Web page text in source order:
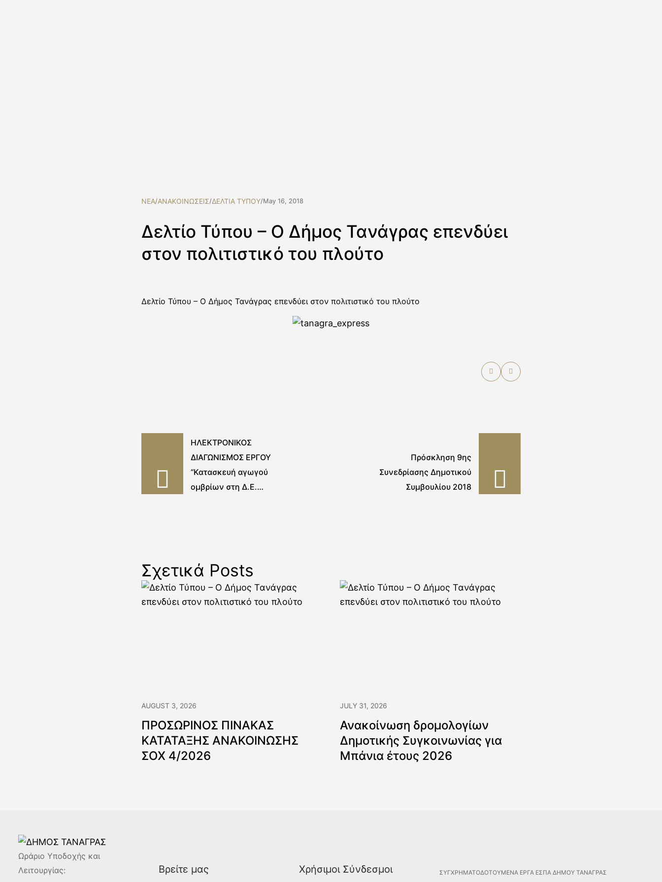
NEA/ΑΝΑΚΟΙΝΩΣΕΙΣ/ΔΕΛΤΙΑ ΤΥΠΟΥ/May 16, 2018
Δελτίο Τύπου – Ο Δήμος Τανάγρας επενδύει
στον πολιτιστικό του πλούτο
Δελτίο Τύπου – Ο Δήμος Τανάγρας επενδύει στον πολιτιστικό του πλούτο
ΗΛΕΚΤΡΟΝΙΚΟΣ
ΔΙΑΓΩΝΙΣΜΟΣ ΕΡΓΟΥ
“Κατασκευή αγωγού
ομβρίων στη Δ.Ε.
Πρόσκληση 9ης
Συνεδρίασης Δημοτικού
Συμβουλίου 2018
Σχετικά Posts
AUGUST 3, 2026
ΠΡΟΣΩΡΙΝΟΣ ΠΙΝΑΚΑΣ
ΚΑΤΑΤΑΞΗΣ ΑΝΑΚΟΙΝΩΣΗΣ
ΣΟΧ 4/2026
JULY 31, 2026
Ανακοίνωση δρομολογίων
Δημοτικής Συγκοινωνίας για
Μπάνια έτους 2026
Ωράριο Υποδοχής και
Λειτουργίας:
Βρείτε μας Χρήσιμοι Σύνδεσμοι ΣΥΓΧΡΗΜΑΤΟΔΟΤΟΥΜΕΝΑ ΕΡΓΑ ΕΣΠΑ ΔΗΜΟΥ ΤΑΝΑΓΡΑΣ